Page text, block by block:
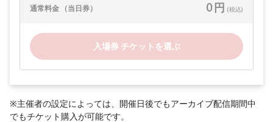
通常料金 （当日券） 0 円 (税込)
入場券 チケットを選ぶ
※主催者の設定によっては、開催日後でもアーカイブ配信期間中
でもチケット購入が可能です。